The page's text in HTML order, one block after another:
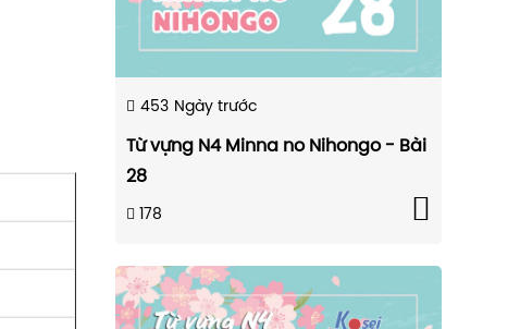
453 Ngày trước
Từ vựng N4 Minna no Nihongo - Bài
28
178